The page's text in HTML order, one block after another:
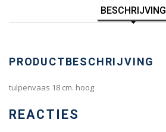
BESCHRIJVING
PRODUCTBESCHRIJVING
tulpenvaas 18 cm. hoog
REACTIES